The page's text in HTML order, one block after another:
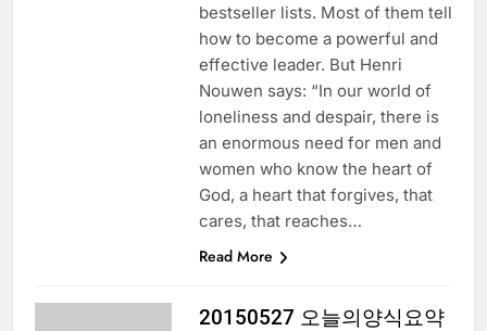
bestseller lists. Most of them tell
how to become a powerful and
effective leader. But Henri
Nouwen says: “In our world of
loneliness and despair, there is
an enormous need for men and
women who know the heart of
God, a heart that forgives, that
cares, that reaches…
Read More
20150527 오늘의양식요약